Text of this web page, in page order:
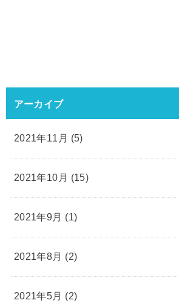
アーカイブ
2021年11月 (5)
2021年10月 (15)
2021年9月 (1)
2021年8月 (2)
2021年5月 (2)